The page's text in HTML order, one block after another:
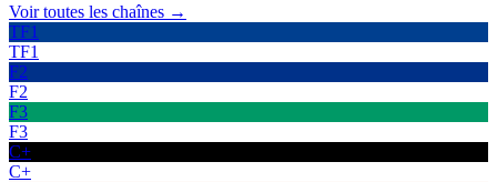
Voir toutes les chaînes →
TF1
TF1
F2
F2
F3
F3
C+
C+